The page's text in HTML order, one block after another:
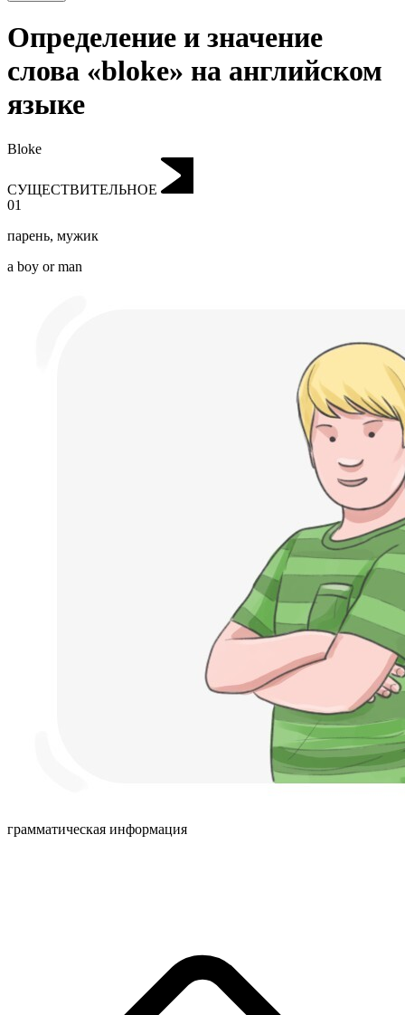
Определение и значение
слова «bloke» на английском
языке
Bloke
СУЩЕСТВИТЕЛЬНОЕ
01
парень, мужик
a boy or man
грамматическая информация